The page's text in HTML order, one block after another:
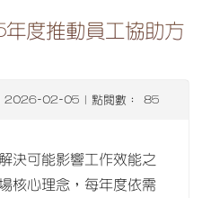
年度推動員工協助方
2026-02-05 | 點閱數： 85
決可能影響工作效能之
核心理念，每年度依需